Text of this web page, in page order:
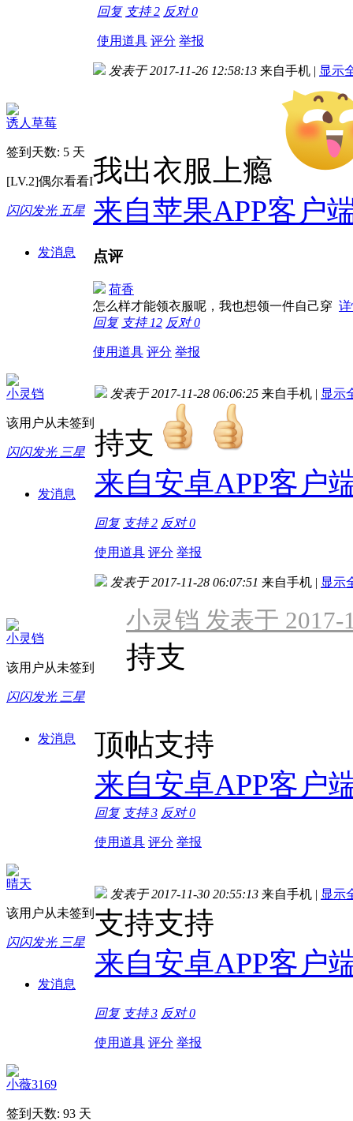
回复 支持2 反对0
使用道具 评分 举报
诱人草莓
签到天数: 5 天
[LV.2]偶尔看看I
闪闪发光 五星
发消息
发表于 2017-11-26 12:58:13 来自手机 | 显示
我出衣服上瘾
来自苹果APP客户
点评
荷香
怎么样才能领衣服呢，我也想领一件自己穿
回复 支持 12 反对0
使用道具 评分 举报
小灵铛
该用户从未签到
闪闪发光 三星
发消息
发表于 2017-11-28 06:06:25 来自手机 | 显示
持支
来自安卓APP客户
回复 支持2 反对0
使用道具 评分 举报
小灵铛
该用户从未签到
闪闪发光 三星
发消息
发表于 2017-11-28 06:07:51 来自手机 | 显示
小灵铛 发表于 2017-
持支
顶帖支持
来自安卓APP客户
回复 支持3 反对0
使用道具 评分 举报
晴天
该用户从未签到
闪闪发光 三星
发消息
发表于 2017-11-30 20:55:13 来自手机 | 显示
支持支持
来自安卓APP客户
回复 支持3 反对0
使用道具 评分 举报
小薇3169
签到天数: 93 天